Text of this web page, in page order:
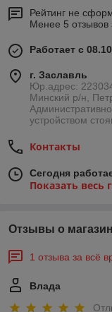
Рейтинг не
Менее 5 отзывов
Работает с
г. Заславль
Юр.адрес:
Минский р/н,
устройством
Контакты
Сегодня
Показать весь
Отзывы о
1 отзыва за всё
Влада